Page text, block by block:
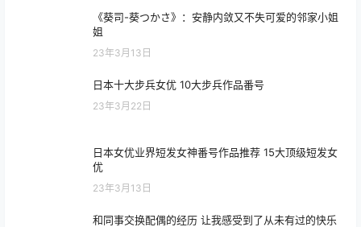
《葵司-葵つかさ》：安静内敛又不失可爱的邻家小姐
姐
23年3月13日
日本十大步兵女优 10大步兵作品番号
23年3月22日
日本女优业界短发女神番号作品推荐 15大顶级短发女
优
23年3月13日
和同事交换配偶的经历 让我感受到了从未有过的快乐